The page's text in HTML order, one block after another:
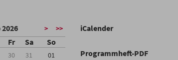
2026 > >>
Fr Sa So
30 31
01
iCalender
Programmheft-PDF